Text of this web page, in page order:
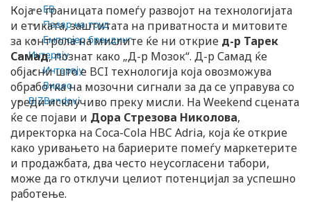
EB
Пазар на труд
Емплојер брендинг
Интервју
Интервју
Видео
BIZBendovi
Која е границата помеѓу развојот на технологијата
и етиката, заштитата на приватноста и митовите
за контрола на мислите ќе ни открие д-р Тарек
Самад, познат како „Д-р Мозок“. Д-р Самад ќе
објасни што е BCI технологија која овозможува
обработка на мозочни сигнали за да се управува со
уреди исклучиво преку мисли. На Weekend сцената
ќе се појави и Дора Стрезова Николова,
директорка на Coca-Cola HBC Adria, која ќе открие
како уривањето на бариерите помеѓу маркетерите
и продажбата, два често неусогласени табори,
може да го отклучи целиот потенцијал за успешно
работење.